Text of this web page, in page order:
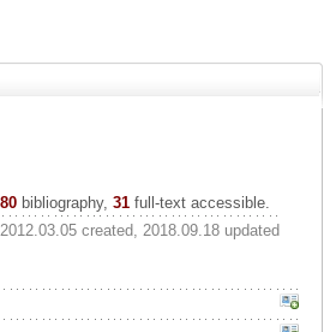
80 bibliography, 31full-text accessible.
2012.03.05 created, 2018.09.18 updated